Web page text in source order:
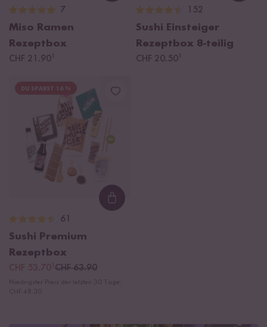
7
Miso Ramen
Rezeptbox
CHF 21.90¹
152
Sushi Einsteiger
Rezeptbox 8-teilig
CHF 20.50¹
DU SPARST 16 %
Loading...
61
Sushi Premium
Rezeptbox
CHF 53.70¹CHF 63.90